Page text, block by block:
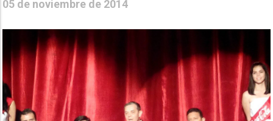
05 de noviembre de 2014